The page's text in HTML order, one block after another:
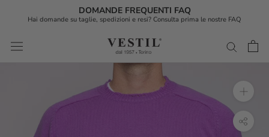
DOMANDE FREQUENTI FAQ
Hai domande su taglie, spedizioni e resi? Consulta prima le nostre FAQ